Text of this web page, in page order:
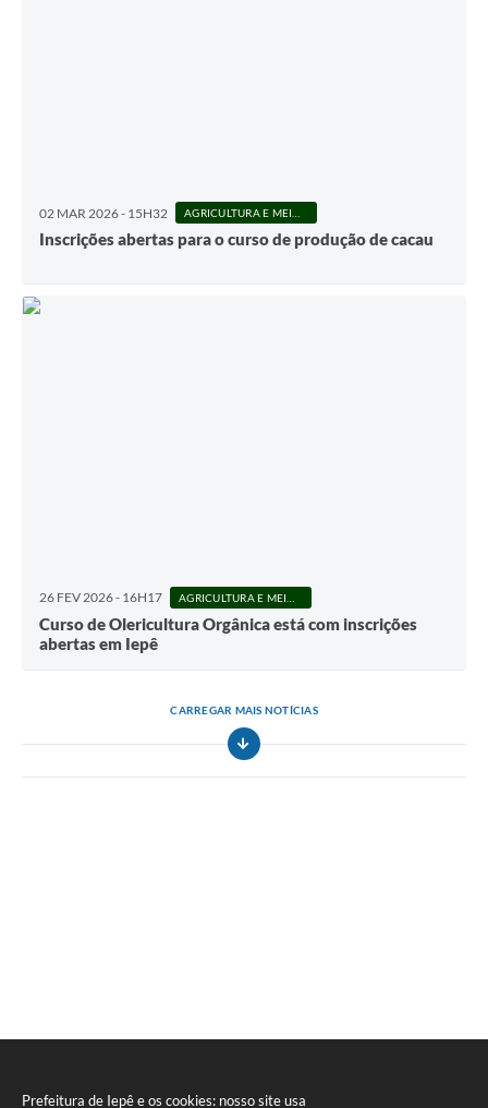
Prefeitura de Iepê e os cookies: nosso site usa
02 MAR 2026 - 15H32
Inscrições abertas para o curso de produção de cacau
26 FEV 2026 - 16H17
Curso de Olericultura Orgânica está com inscrições
abertas em Iepê
CARREGAR MAIS NOTÍCIAS